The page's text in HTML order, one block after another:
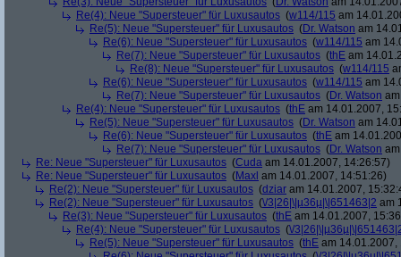
Re(4): Neue "Supersteuer" für Luxusautos (w114/115 am
Re(5): Neue "Supersteuer" für Luxusautos (Dr. Watson am
Re(6): Neue "Supersteuer" für Luxusautos (w114/115 am
Re(7): Neue "Supersteuer" für Luxusautos (thE am
Re(8): Neue "Supersteuer" für Luxusautos (w114/115
Re(6): Neue "Supersteuer" für Luxusautos (w114/115 am
Re(7): Neue "Supersteuer" für Luxusautos (Dr. Watson
Re(4): Neue "Supersteuer" für Luxusautos (thE am 14.01.2007,
Re(5): Neue "Supersteuer" für Luxusautos (Dr. Watson am
Re(6): Neue "Supersteuer" für Luxusautos (thE am
Re(7): Neue "Supersteuer" für Luxusautos (Dr. Watson
Re: Neue "Supersteuer" für Luxusautos (Cuda am 14.01.2007, 14:26:57)
Re: Neue "Supersteuer" für Luxusautos (Maxl am 14.01.2007, 14:51:26)
Re(2): Neue "Supersteuer" für Luxusautos (dziar am 14.01.2007,
Re(2): Neue "Supersteuer" für Luxusautos (\/3|26|\|µ36µ|\|651463|2 am
Re(3): Neue "Supersteuer" für Luxusautos (thE am 14.01.2007,
Re(4): Neue "Supersteuer" für Luxusautos (\/
Re(5): Neue "Supersteuer" für Luxusautos (thE am 14.01.2007,